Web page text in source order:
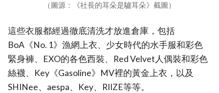
（圖源：《社長的耳朵是驢耳朵》截圖）
這些衣服都經過徹底清洗才放進倉庫，包括
BoA《No. 1》漁網上衣、少女時代的水手服和彩色
緊身褲、EXO的各色西裝、Red Velvet人偶裝和彩色
絲襪、Key《Gasoline》MV裡的黃金上衣，以及
SHINee、aespa、Key、RIIZE等等。